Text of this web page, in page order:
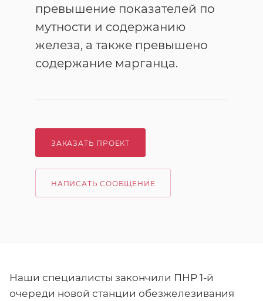
превышение показателей по
мутности и содержанию
железа, а также превышено
содержание марганца.
ЗАКАЗАТЬ ПРОЕКТ
НАПИСАТЬ СООБЩЕНИЕ
Наши специалисты закончили ПНР 1-й
очереди новой станции обезжелезивания